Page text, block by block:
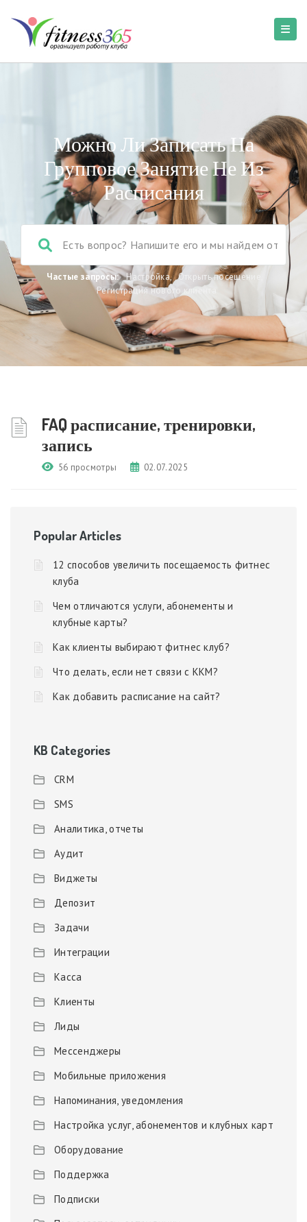
Можно Ли Записать На
Групповое Занятие Не Из
Расписания
Частые запросы: Настройка, Открыть посещение
Регистрация нового клиента
FAQ расписание, тренировки,
запись
56 просмотры 02.07.2025
Popular Articles
12 способов увеличить посещаемость фитнес
клуба
Чем отличаются услуги, абонементы и
клубные карты?
Как клиенты выбирают фитнес клуб?
Что делать, если нет связи с ККМ?
Как добавить расписание на сайт?
KB Categories
CRM
SMS
Аналитика, отчеты
Аудит
Виджеты
Депозит
Задачи
Интеграции
Касса
Клиенты
Лиды
Мессенджеры
Мобильные приложения
Напоминания, уведомления
Настройка услуг, абонементов и клубных карт
Оборудование
Поддержка
Подписки